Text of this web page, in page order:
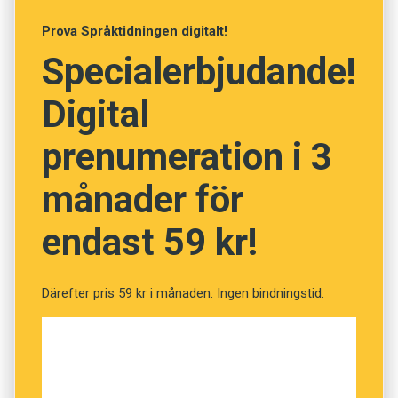
Anders
Illustration: Pixabay
Testa ditt ordförråd! (Kviss
#184)
Fråga1 av 12
Enär
Prova Språktidningen digitalt!
Specialerbjudande!
Digital
prenumeration i 3
månader för
endast 59 kr!
Därefter pris 59 kr i månaden. Ingen bindningstid.